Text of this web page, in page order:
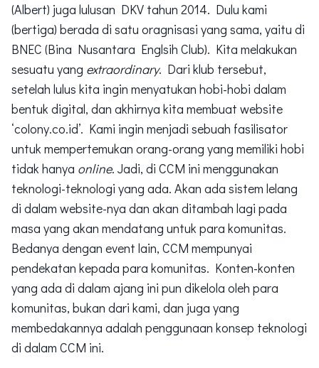
(Albert) juga lulusan DKV tahun 2014. Dulu kami
(bertiga) berada di satu oragnisasi yang sama, yaitu di
BNEC (Bina Nusantara Englsih Club). Kita melakukan
sesuatu yang extraordinary. Dari klub tersebut,
setelah lulus kita ingin menyatukan hobi-hobi dalam
bentuk digital, dan akhirnya kita membuat website
‘colony.co.id’. Kami ingin menjadi sebuah fasilisator
untuk mempertemukan orang-orang yang memiliki hobi
tidak hanya online. Jadi, di CCM ini menggunakan
teknologi-teknologi yang ada. Akan ada sistem lelang
di dalam website-nya dan akan ditambah lagi pada
masa yang akan mendatang untuk para komunitas.
Bedanya dengan event lain, CCM mempunyai
pendekatan kepada para komunitas. Konten-konten
yang ada di dalam ajang ini pun dikelola oleh para
komunitas, bukan dari kami, dan juga yang
membedakannya adalah penggunaan konsep teknologi
di dalam CCM ini.